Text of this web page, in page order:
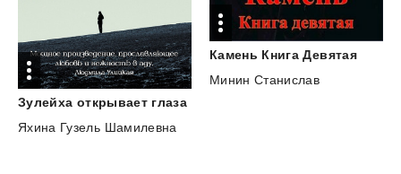
Зулейха открывает глаза
Яхина Гузель Шамилевна
Камень Книга Девятая
Минин Станислав